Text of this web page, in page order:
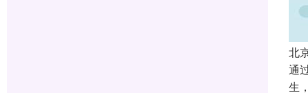
北
通
生